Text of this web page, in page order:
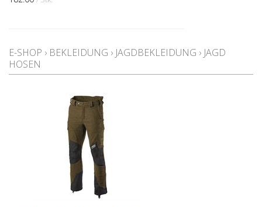
E-SHOP › BEKLEIDUNG › JAGDBEKLEIDUNG › JAGD
HOSEN